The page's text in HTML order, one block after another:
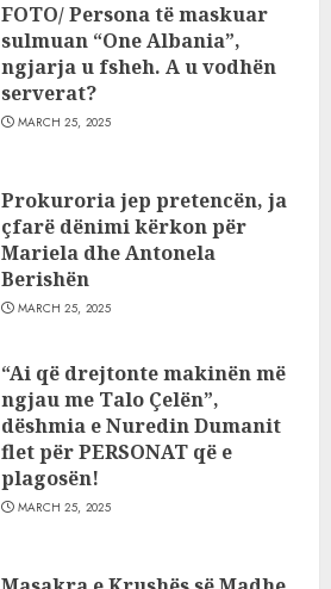
FOTO/ Persona të maskuar
sulmuan “One Albania”,
ngjarja u fsheh. A u vodhën
serverat?
MARCH 25, 2025
Prokuroria jep pretencën, ja
çfarë dënimi kërkon për
Mariela dhe Antonela
Berishën
MARCH 25, 2025
“Ai që drejtonte makinën më
ngjau me Talo Çelën”,
dëshmia e Nuredin Dumanit
flet për PERSONAT që e
plagosën!
MARCH 25, 2025